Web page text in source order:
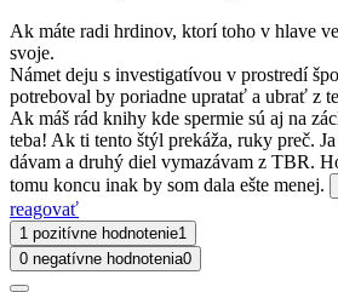
Ak máte radi hrdinov, ktorí toho v hlave
svoje.
Námet deju s investigatívou v prostredí
potreboval by poriadne upratať a ubrať z
Ak máš rád knihy kde spermie sú aj na
teba! Ak ti tento štýl prekáža, ruky preč.
dávam a druhý diel vymazávam z TBR.
tomu koncu inak by som dala ešte menej.
reagovať
1 pozitívne hodnotenie1
0 negatívne hodnotenia0